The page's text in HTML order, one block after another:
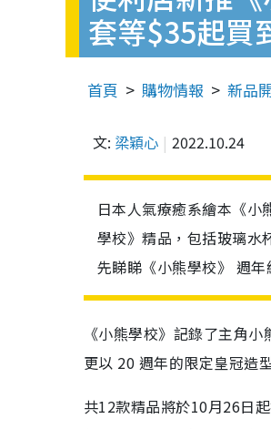
套等$35起買
首頁 購物情報 新品
文: 梁穎心 2022.10.24
日本人氣療癒系繪本《
學校》精品，包括玻璃水
先睇睇《小熊學校》 週年
《小熊學校》記錄了主角
更以 20 週年的限定皇冠造
共12款精品將於10月26日